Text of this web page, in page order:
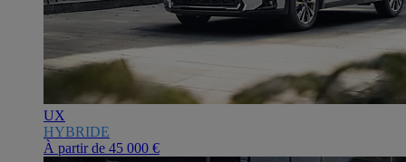
UX
HYBRIDE
À partir de 45 000 €